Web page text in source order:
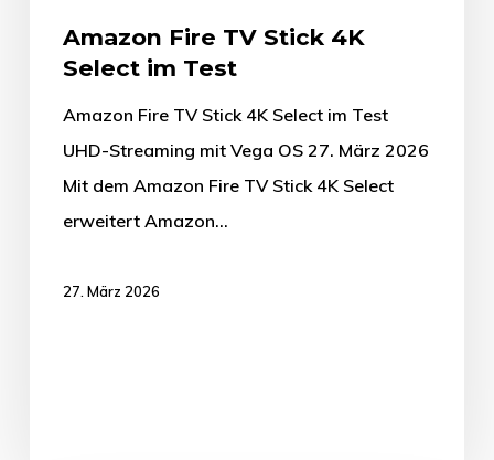
Amazon Fire TV Stick 4K
Select im Test
Amazon Fire TV Stick 4K Select im Test
UHD-Streaming mit Vega OS 27. März 2026
Mit dem Amazon Fire TV Stick 4K Select
erweitert Amazon…
27. März 2026